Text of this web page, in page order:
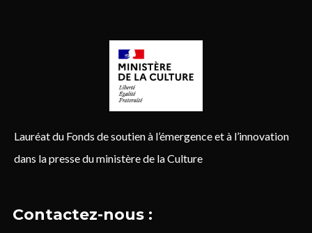
Lauréat du Fonds de soutien à l’émergence et à l’innovation
dans la presse du ministère de la Culture
Contactez-nous :